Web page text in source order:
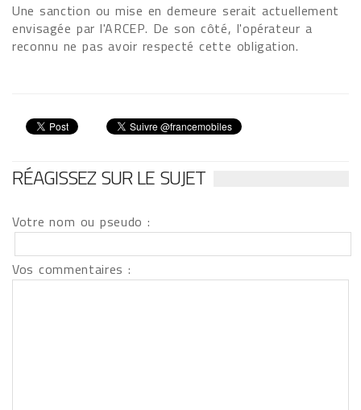
Une sanction ou mise en demeure serait actuellement
envisagée par l'ARCEP. De son côté, l'opérateur a
reconnu ne pas avoir respecté cette obligation.
RÉAGISSEZ SUR LE SUJET
Votre nom ou pseudo :
Vos commentaires :